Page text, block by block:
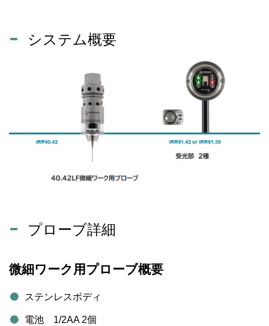
システム概要
プローブ詳細
微細ワーク用プローブ概要
ステンレスボディ
電池 1/2AA 2個